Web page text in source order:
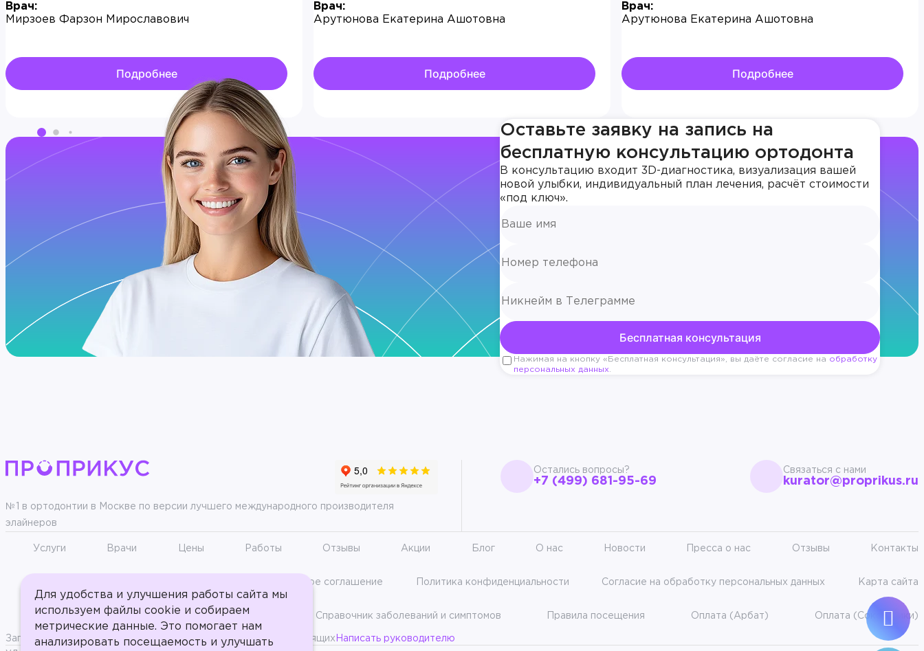
Врач:
Мирзоев Фарзон Мирославович
Подробнее
Врач:
Арутюнова Екатерина Ашотовна
Подробнее
Врач:
Арутюнова Екатерина Ашотовна
Подробнее
Оставьте заявку на запись на
бесплатную консультацию ортодонта
В консультацию входит 3D-диагностика, визуализация вашей
новой улыбки, индивидуальный план лечения, расчёт стоимости
«под ключ».
Нажимая на кнопку «Бесплатная консультация», вы даёте согласие на обработку
персональных данных
№1 в ортодонтии в Москве по версии лучшего международного производителя
элайнеров
Остались вопросы?
+7 (499) 681-95-69
Связаться с нами
kurator@proprikus.ru
Услуги Врачи Цены Работы Отзывы Акции Блог О нас Новости Пресса о нас Отзывы Контакты
Пользовательское соглашение Политика конфиденциальности Согласие на обработку персональных данных Карта сайта
Информация для пациентов Документы Справочник заболеваний и симптомов Правила посещения Оплата (Арбат) Оплата (Сокольники)
Запрос "Справка для налогового вычета" Версия для слабовидящих Написать руководителю
Для удобства и улучшения работы сайта мы
используем файлы cookie и собираем
метрические данные. Это помогает нам
анализировать посещаемость и улучшать